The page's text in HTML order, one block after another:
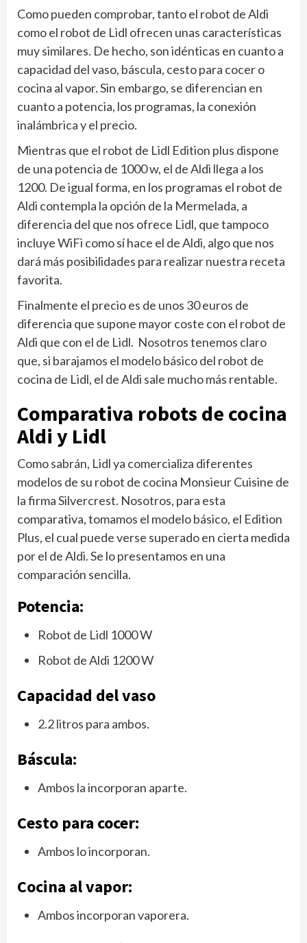
Como pueden comprobar, tanto el robot de Aldi
como el robot de Lidl ofrecen unas características
muy similares. De hecho, son idénticas en cuanto a
capacidad del vaso, báscula, cesto para cocer o
cocina al vapor. Sin embargo, se diferencian en
cuanto a potencia, los programas, la conexión
inalámbrica y el precio.
Mientras que el robot de Lidl Edition plus dispone
de una potencia de 1000 w, el de Aldi llega a los
1200. De igual forma, en los programas el robot de
Aldi contempla la opción de la Mermelada, a
diferencia del que nos ofrece Lidl, que tampoco
incluye WiFi como sí hace el de Aldi, algo que nos
dará más posibilidades para realizar nuestra receta
favorita.
Finalmente el precio es de unos 30 euros de
diferencia que supone mayor coste con el robot de
Aldi que con el de Lidl. Nosotros tenemos claro
que, si barajamos el modelo básico del robot de
cocina de Lidl, el de Aldi sale mucho más rentable.
Comparativa robots de cocina
Aldi y Lidl
Como sabrán, Lidl ya comercializa diferentes
modelos de su robot de cocina Monsieur Cuisine de
la firma Silvercrest. Nosotros, para esta
comparativa, tomamos el modelo básico, el Edition
Plus, el cual puede verse superado en cierta medida
por el de Aldi. Se lo presentamos en una
comparación sencilla.
Potencia:
Robot de Lidl 1000 W
Robot de Aldi 1200 W
Capacidad del vaso
2.2 litros para ambos.
Báscula:
Ambos la incorporan aparte.
Cesto para cocer:
Ambos lo incorporan.
Cocina al vapor:
Ambos incorporan vaporera.